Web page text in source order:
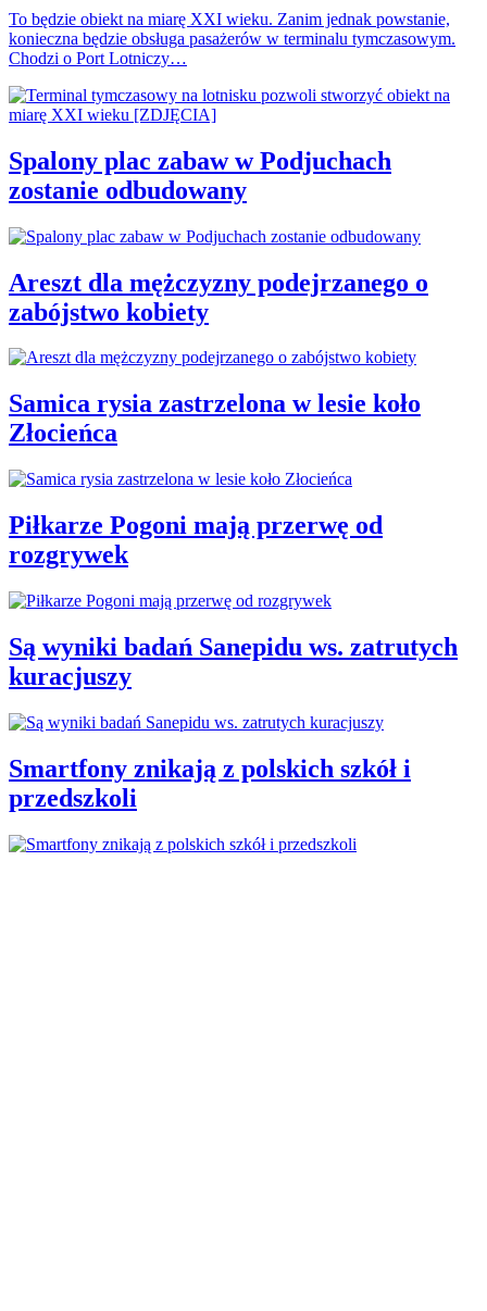
To będzie obiekt na miarę XXI wieku. Zanim jednak powstanie,
konieczna będzie obsługa pasażerów w terminalu tymczasowym.
Chodzi o Port Lotniczy…
Spalony plac zabaw w Podjuchach
zostanie odbudowany
Areszt dla mężczyzny podejrzanego o
zabójstwo kobiety
Samica rysia zastrzelona w lesie koło
Złocieńca
Piłkarze Pogoni mają przerwę od
rozgrywek
Są wyniki badań Sanepidu ws. zatrutych
kuracjuszy
Smartfony znikają z polskich szkół i
przedszkoli